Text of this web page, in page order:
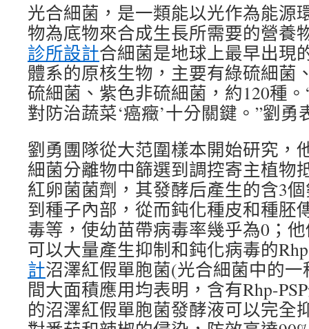
光合細菌，是一類能以光作為能源
物為底物來合成生長所需要的營養
診所設計合細菌是地球上最早出現
體系的原核生物，主要有綠硫細菌
硫細菌、紫色非硫細菌，約120種
對防治蔬菜‘癌癥’十分關鍵。”劉勇
劉勇團隊從大范圍樣本開始研究，
細菌分離物中篩選到調控寄主植物
紅卵菌菌劑，其發酵后產生的含3
到種子內部，從而鈍化種皮和種胚
毒等，使幼苗帶病毒率幾乎為0；
可以大量產生抑制和鈍化病毒的
計沼澤紅假單胞菌(光合細菌中的
間大面積應用均表明，含有Rhp-
的沼澤紅假單胞菌發酵液可以完全